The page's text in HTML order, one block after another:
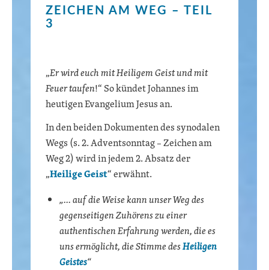
ZEICHEN AM WEG – TEIL
3
„Er wird euch mit Heiligem Geist und mit
Feuer taufen!“ So kündet Johannes im
heutigen Evangelium Jesus an.
In den beiden Dokumenten des synodalen
Wegs (s. 2. Adventsonntag – Zeichen am
Weg 2) wird in jedem 2. Absatz der
„Heilige Geist“ erwähnt.
„… auf die Weise kann unser Weg des
gegenseitigen Zuhörens zu einer
authentischen Erfahrung werden, die es
uns ermöglicht, die Stimme desHeiligen
Geistes“